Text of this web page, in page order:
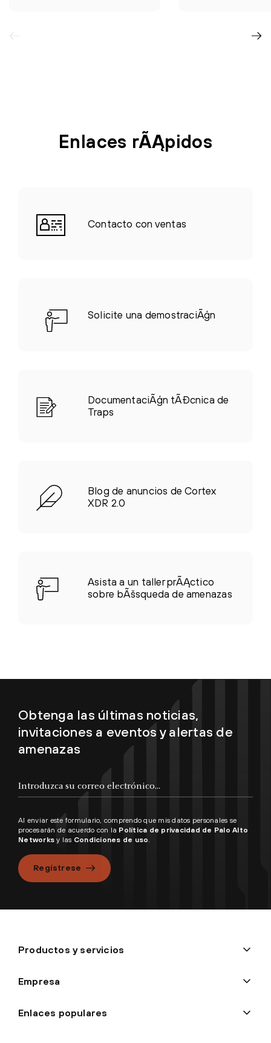
Enlaces rÃĄpidos
Contacto con ventas
Solicite una demostraciÃģn
DocumentaciÃģn tÃĐcnica de
Traps
Blog de anuncios de Cortex
XDR 2.0
Asista a un taller prÃĄctico
sobre bÃšsqueda de amenazas
Obtenga las últimas noticias,
invitaciones a eventos y alertas de
amenazas
Al enviar este formulario, comprendo que mis datos personales se
procesarán de acuerdo con la Política de privacidad de Palo Alto
Networks y las Condiciones de uso.
Regístrese
Productos y servicios
Empresa
Enlaces populares